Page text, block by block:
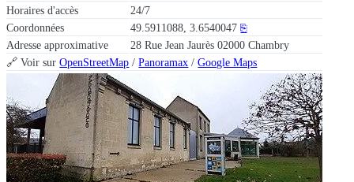
Horaires d'accès
24/7
Coordonnées
49.5911088, 3.6540047 ⎘
Adresse approximative
28 Rue Jean Jaurès 02000 Chambry
🔗 Voir surOpenStreetMap /Panoramax /Google Maps